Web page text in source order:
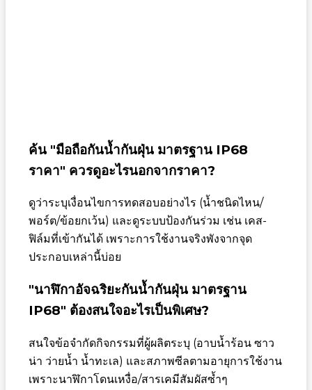
ค้น "มือถือกันน้ำกันฝุ่น มาตรฐาน IP68
ราคา" ควรดูอะไรนอกจากราคา?
ดูว่าระบุเงื่อนไขการทดสอบอย่างไร (น้ำชนิดไหน/
พอร์ต/ข้อยกเว้น) และดูระบบป้องกันร่วม เช่น เคส-
ฟิล์มที่เข้ากันได้ เพราะการใช้งานจริงพังจากจุด
ประกอบเหล่านี้บ่อย
"นาฬิกาอัจฉริยะกันน้ำกันฝุ่น มาตรฐาน
IP68" ต้องสนใจอะไรเป็นพิเศษ?
สนใจข้อจำกัดกิจกรรมที่ผู้ผลิตระบุ (อาบน้ำร้อน ซาว
น่า ว่ายน้ำ น้ำทะเล) และสภาพซีลตามอายุการใช้งาน
เพราะนาฬิกาโดนเหงื่อ/สารเคมีสัมผัสซ้ำๆ